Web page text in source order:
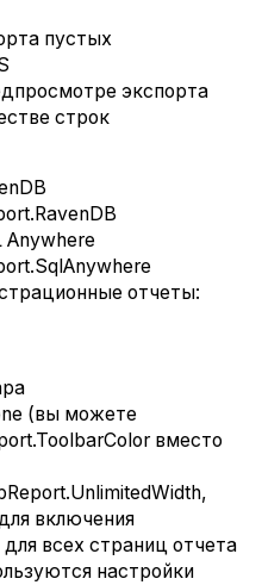
пустых
экспорта
строк
Anywhere
отчеты:
(вы можете
вместо
включения
всех страниц отчета
настройки